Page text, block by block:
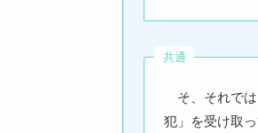
共通
そ、それで
犯」を受け取